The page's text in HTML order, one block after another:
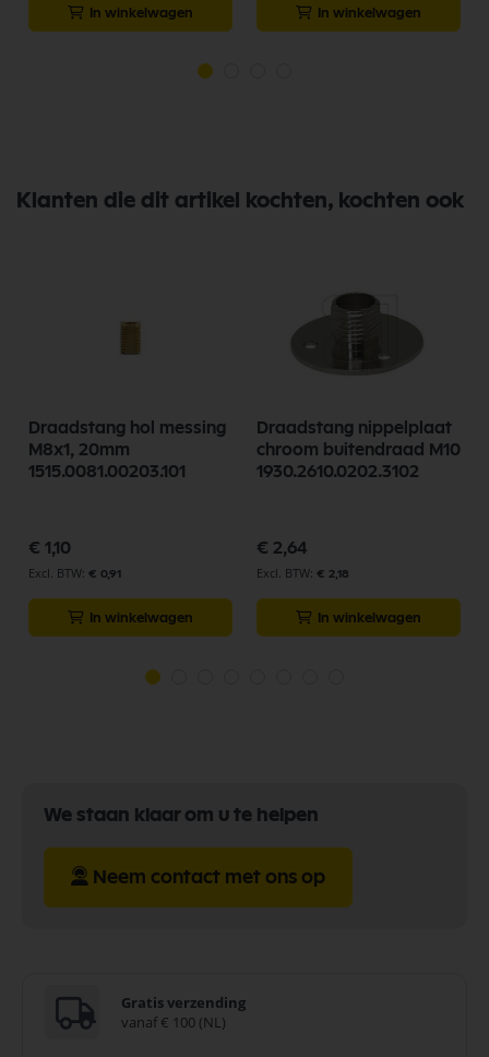
In winkelwagen In winkelwagen
Klanten die dit artikel kochten, kochten ook
Draadstang hol messing
M8x1, 20mm
1515.0081.00203.101
€ 1,10
€ 0,91
In winkelwagen
Draadstang nippelplaat
chroom buitendraad M10
1930.2610.0202.3102
€ 2,64
€ 2,18
In winkelwagen
We staan klaar om u te helpen
Neem contact met ons op
Gratis verzending
vanaf € 100 (NL)